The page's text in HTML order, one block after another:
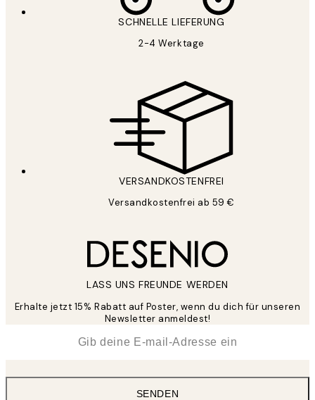
SCHNELLE LIEFERUNG
2-4 Werktage
VERSANDKOSTENFREI
Versandkostenfrei ab 59 €
LASS UNS FREUNDE WERDEN
Erhalte jetzt 15% Rabatt auf Poster, wenn du dich für unseren
Newsletter anmeldest!
SENDEN